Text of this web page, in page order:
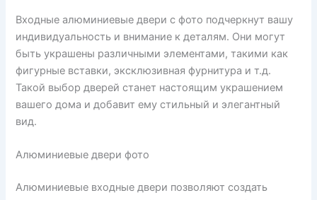
Входные алюминиевые двери с фото подчеркнут вашу
индивидуальность и внимание к деталям. Они могут
быть украшены различными элементами, такими как
фигурные вставки, эксклюзивная фурнитура и т.д.
Такой выбор дверей станет настоящим украшением
вашего дома и добавит ему стильный и элегантный
вид.
Алюминиевые двери фото
Алюминиевые входные двери позволяют создать